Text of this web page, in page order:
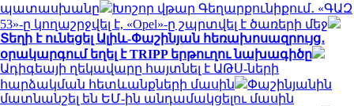
պատասխանը
Խոշոր վթար Գեղարքունիքում․ «ԳԱԶ
53»-ը կողաշրջվել է, «Opel»-ը շպրտվել է ծառերի մեջ
Տեղի է ունեցել Ալիև-Փաշինյան հեռախոսազրույց․
օրակարգում եղել է TRIPP երթուղու նախագիծը
Ադիգեայի ղեկավարը հայտնել է ԱԹՍ-ների
հարձակման հետևանքների մասին
Փաշինյանին
մատնանշել են ԵՄ-ին անդամակցելու մասին